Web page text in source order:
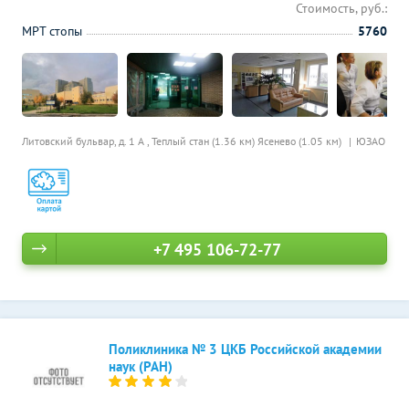
Литовский бульвар, д. 1 А , Теплый стан (1.36 км) Ясенево (1.05 км) ЮЗАО
Стоимость, руб.:
МРТ стопы
5760
+7 495 106-72-77
Поликлиника № 3 ЦКБ Российской академии
наук (РАН)